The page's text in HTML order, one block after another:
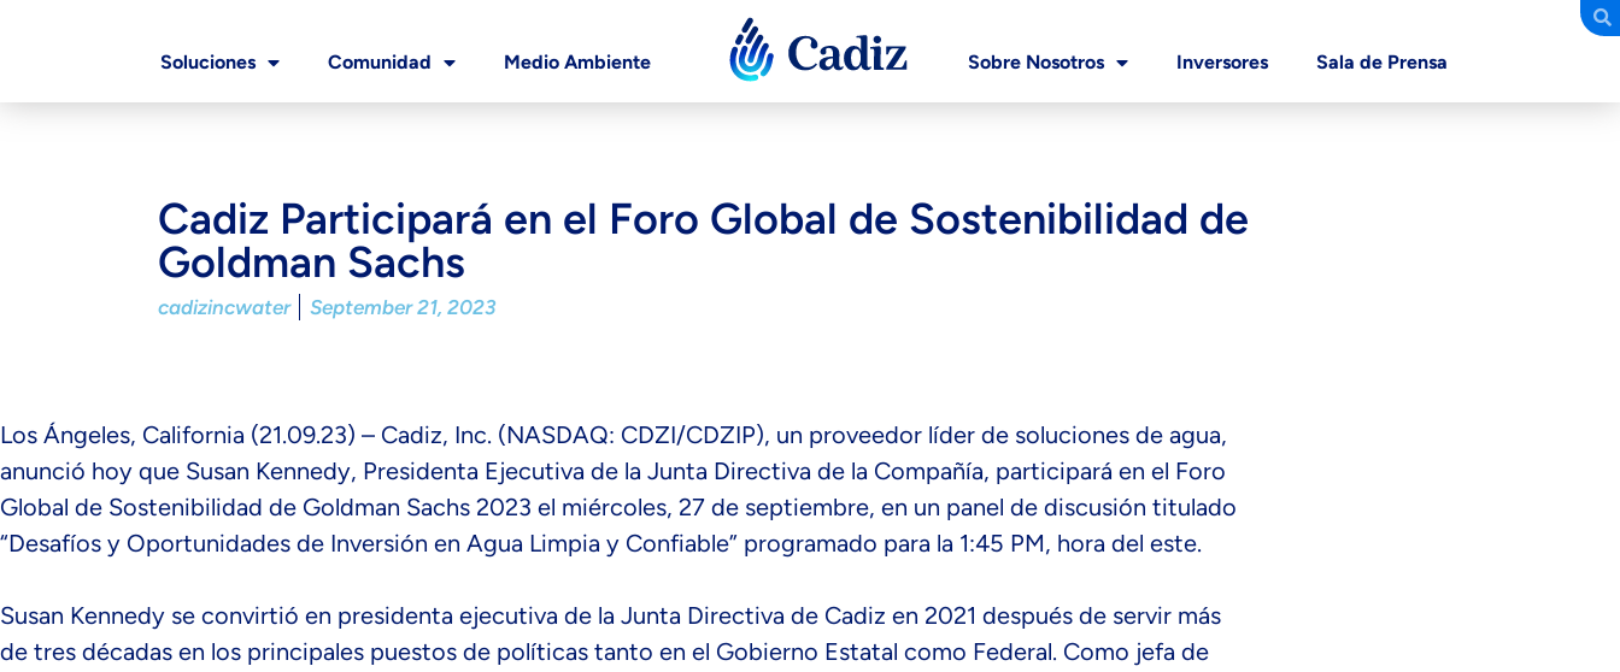
Soluciones Comunidad Medio Ambiente Sobre Nosotros Inversores Sala de Prensa
Cadiz Participará en el Foro Global de Sostenibilidad de
Goldman Sachs
cadizincwater September 21, 2023
Los Ángeles, California (21.09.23) – Cadiz, Inc. (NASDAQ: CDZI/CDZIP), un proveedor líder de soluciones de agua,
anunció hoy que Susan Kennedy, Presidenta Ejecutiva de la Junta Directiva de la Compañía, participará en el Foro
Global de Sostenibilidad de Goldman Sachs 2023 el miércoles, 27 de septiembre, en un panel de discusión titulado
“Desafíos y Oportunidades de Inversión en Agua Limpia y Confiable” programado para la 1:45 PM, hora del este.
Susan Kennedy se convirtió en presidenta ejecutiva de la Junta Directiva de Cadiz en 2021 después de servir más
de tres décadas en los principales puestos de políticas tanto en el Gobierno Estatal como Federal. Como jefa de